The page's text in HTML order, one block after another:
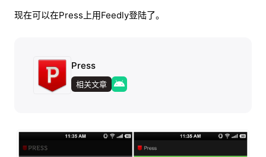
现在可以在Press上用Feedly登陆了。
Press
相关文章